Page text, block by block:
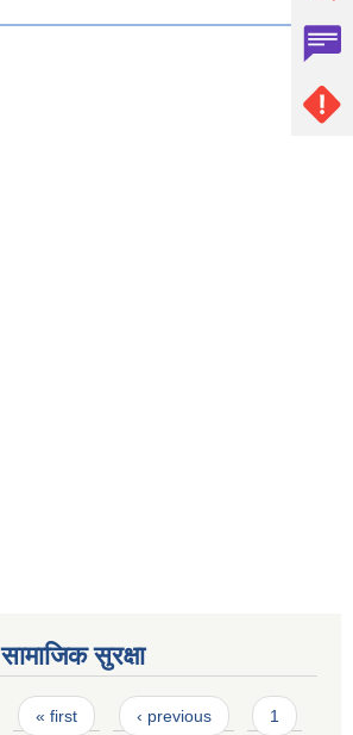
सामाजिक सुरक्षा
Pages
« first ‹ previous 1